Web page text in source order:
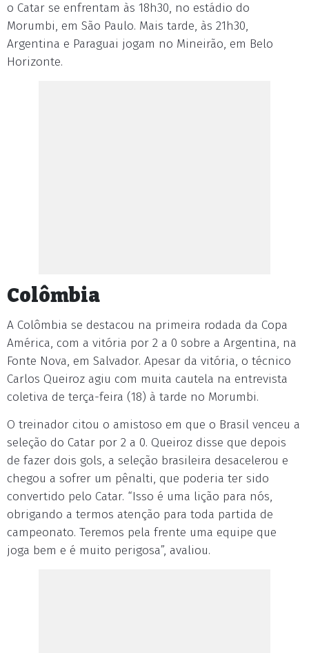
o Catar se enfrentam às 18h30, no estádio do
Morumbi, em São Paulo. Mais tarde, às 21h30,
Argentina e Paraguai jogam no Mineirão, em Belo
Horizonte.
Colômbia
A Colômbia se destacou na primeira rodada da Copa
América, com a vitória por 2 a 0 sobre a Argentina, na
Fonte Nova, em Salvador. Apesar da vitória, o técnico
Carlos Queiroz agiu com muita cautela na entrevista
coletiva de terça-feira (18) à tarde no Morumbi.
O treinador citou o amistoso em que o Brasil venceu a
seleção do Catar por 2 a 0. Queiroz disse que depois
de fazer dois gols, a seleção brasileira desacelerou e
chegou a sofrer um pênalti, que poderia ter sido
convertido pelo Catar. “Isso é uma lição para nós,
obrigando a termos atenção para toda partida de
campeonato. Teremos pela frente uma equipe que
joga bem e é muito perigosa”, avaliou.